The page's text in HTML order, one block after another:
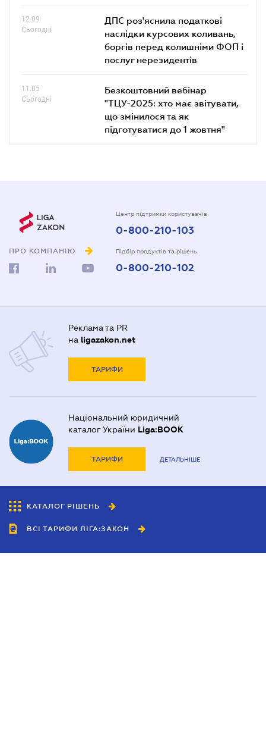
12.09
Сьогодні
ДПС роз'яснила податкові
наслідки курсових коливань,
боргів перед колишніми ФОП і
послуг нерезидентів
11.05
Сьогодні
Безкоштовний вебінар
"ТЦУ-2025: хто має звітувати,
що змінилося та як
підготуватися до 1 жовтня"
ПРО КОМПАНІЮ
Центр підтримки користувачів
0-800-210-103
Підбір продуктів та рішень
0-800-210-102
Реклама та PR
на ligazakon.net
ТАРИФИ
Національний юридичний
каталог України Liga:BOOK
ТАРИФИ ДЕТАЛЬНІШЕ
КАТАЛОГ РІШЕНЬ
ВСІ ТАРИФИ ЛІГА:ЗАКОН